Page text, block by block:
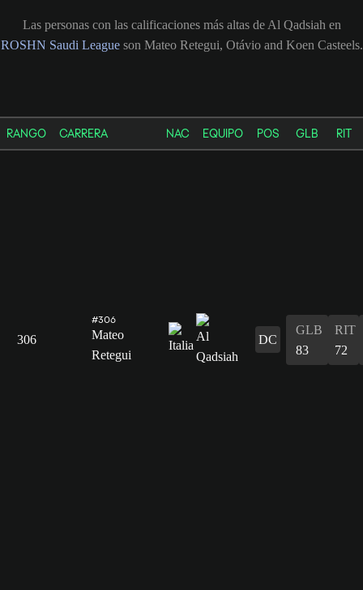
Las personas con las calificaciones más altas de Al Qadsiah en
ROSHN Saudi Leagueson Mateo Retegui, Otávio and Koen Casteels.
RANGO CARRERA NAC EQUIPO POS GLB RIT
306
#306
Mateo
Retegui
DC
GLB
83
RIT
72